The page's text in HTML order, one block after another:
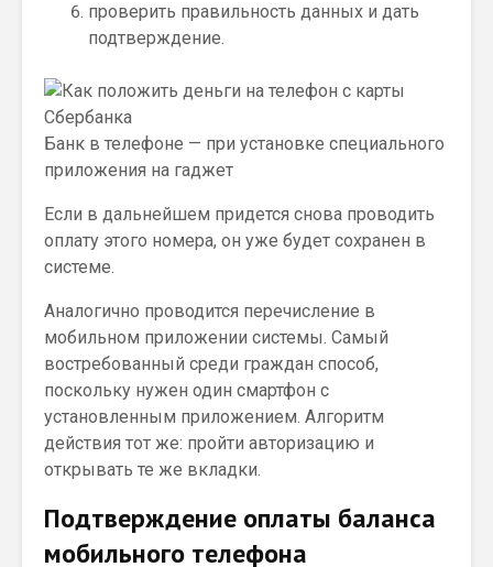
проверить правильность данных и дать
подтверждение.
Банк в телефоне — при установке специального
приложения на гаджет
Если в дальнейшем придется снова проводить
оплату этого номера, он уже будет сохранен в
системе.
Аналогично проводится перечисление в
мобильном приложении системы. Самый
востребованный среди граждан способ,
поскольку нужен один смартфон с
установленным приложением. Алгоритм
действия тот же: пройти авторизацию и
открывать те же вкладки.
Подтверждение оплаты баланса
мобильного телефона